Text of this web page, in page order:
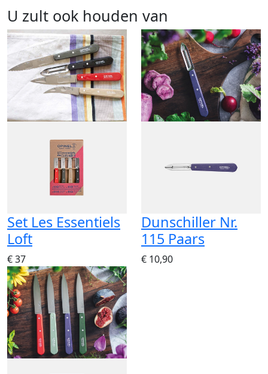
U zult ook houden van
Set Les Essentiels
Loft
€ 37
Dunschiller Nr.
115 Paars
€ 10,90